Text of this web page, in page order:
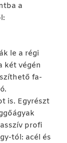
a
le a régi
két végén
fa-
is. Egyrészt
profi
tól: acél és